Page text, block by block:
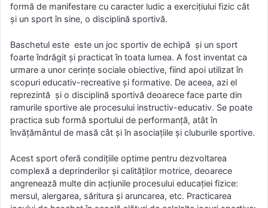
formă de manifestare cu caracter ludic a exercițiului fizic cât
și un sport în sine, o disciplină sportivă.
Baschetul este este un joc sportiv de echipă şi un sport
foarte îndrăgit şi practicat în toata lumea. A fost inventat ca
urmare a unor cerințe sociale obiective, fiind apoi utilizat în
scopuri educativ-recreative și formative. De aceea, azi el
reprezintă și o disciplină sportivă deoarece face parte din
ramurile sportive ale procesului instructiv-educativ. Se poate
practica sub formă sportului de performanță, atât în
învățământul de masă cât și în asociațiile și cluburile sportive.
Acest sport oferă condițiile optime pentru dezvoltarea
complexă a deprinderilor și calităților motrice, deoarece
angrenează multe din acțiunile procesului educației fizice:
mersul, alergarea, săritura și aruncarea, etc. Practicarea